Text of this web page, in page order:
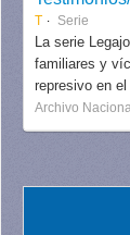
T Serie
La serie
familiares y
represivo en
Archivo